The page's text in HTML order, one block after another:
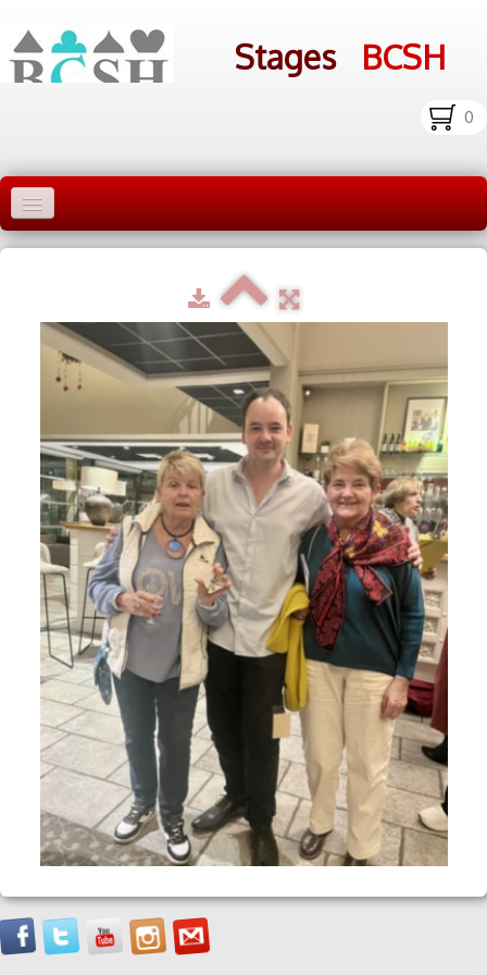
Stages BCSH
0
Accueil Stages
Infos pratiques
Photos ▼
Inscription aux stages